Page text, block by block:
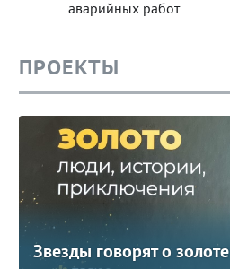
аварийных работ
ПРОЕКТЫ
Звезды говорят о золоте